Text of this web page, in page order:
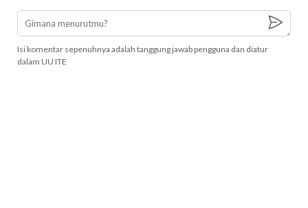
Isi komentar sepenuhnya adalah tanggung jawab pengguna dan diatur
dalam UU ITE